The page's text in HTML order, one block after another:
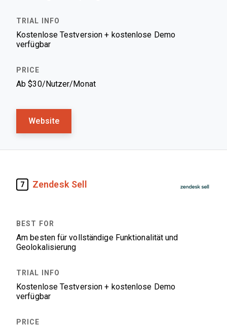
Kostenlose Testversion + kostenlose Demo
verfügbar
Ab $30/Nutzer/Monat
Website
7 Zendesk Sell
Am besten für vollständige Funktionalität und
Geolokalisierung
Kostenlose Testversion + kostenlose Demo
verfügbar